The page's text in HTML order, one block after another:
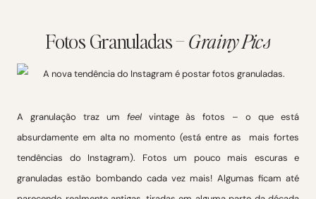
Fotos Granuladas –Grainy Pics
A granulação traz um feelvintage às fotos – o que está
absurdamente em alta no momento (está entre as mais fortes
tendências do Instagram). Fotos um pouco mais escuras e
granuladas estão bombando cada vez mais! Algumas ficam até